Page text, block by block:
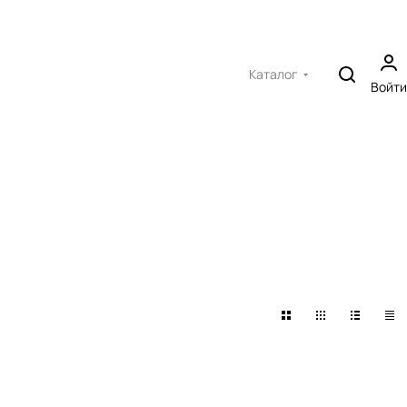
Каталог
Войти